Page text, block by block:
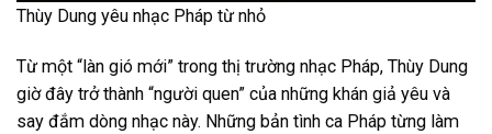
Thùy Dung yêu nhạc Pháp từ nhỏ
Từ một “làn gió mới” trong thị trường nhạc Pháp, Thùy Dung
giờ đây trở thành “người quen” của những khán giả yêu và
say đắm dòng nhạc này. Những bản tình ca Pháp từng làm